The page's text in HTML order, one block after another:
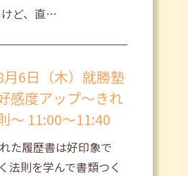
ど、直…
月6日（木）就勝塾
感度アップ～きれ
～ 11:00～11:40
た履歴書は好印象で
法則を学んで書類つく